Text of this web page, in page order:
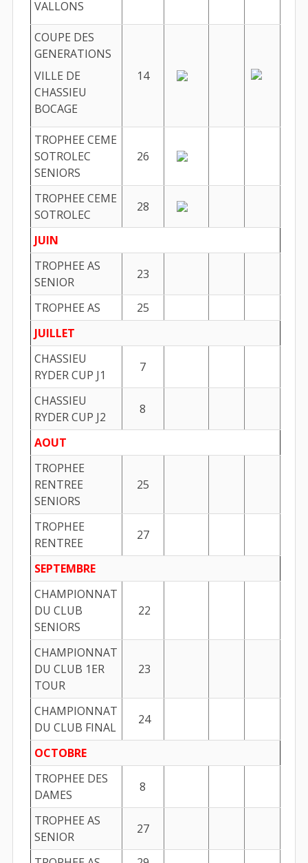
VALLONS
COUPE DES
GENERATIONS
VILLE DE
CHASSIEU
BOCAGE
14
TROPHEE CEME
SOTROLEC
SENIORS
26
TROPHEE CEME
SOTROLEC
28
JUIN
TROPHEE AS
SENIOR
23
TROPHEE AS
25
JUILLET
CHASSIEU
RYDER CUP J1
7
CHASSIEU
RYDER CUP J2
8
AOUT
TROPHEE
RENTREE
SENIORS
25
TROPHEE
RENTREE
27
SEPTEMBRE
CHAMPIONNAT
DU CLUB
SENIORS
22
CHAMPIONNAT
DU CLUB 1ER
TOUR
23
CHAMPIONNAT
DU CLUB FINAL
24
OCTOBRE
TROPHEE DES
DAMES
8
TROPHEE AS
SENIOR
27